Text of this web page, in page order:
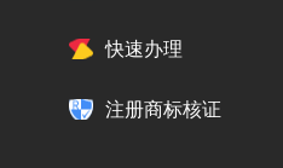
快速办理
注册商标核证